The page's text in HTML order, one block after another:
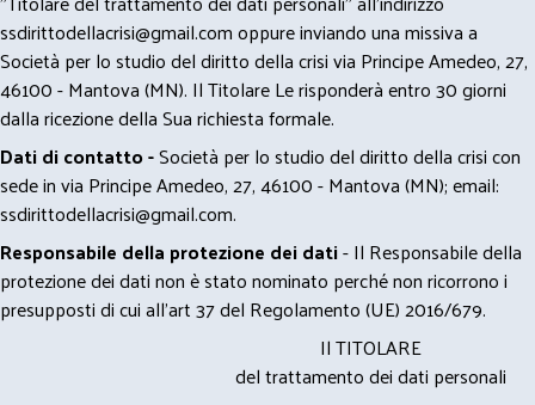
ssdirittodellacrisi@gmail.comoppure inviando una missiva a
Società per lo studio del diritto della crisi via Principe Amedeo, 27,
46100 - Mantova (MN). Il Titolare Le risponderà entro 30 giorni
dalla ricezione della Sua richiesta formale.
Dati di contatto -Società per lo studio del diritto della crisi con
sede in via Principe Amedeo, 27, 46100 - Mantova (MN); email:
ssdirittodellacrisi@gmail.com.
Responsabile della protezione dei dati- Il Responsabile della
protezione dei dati non è stato nominato perché non ricorrono i
presupposti di cui all’art 37 del Regolamento (UE) 2016/679.
Il TITOLARE
del trattamento dei dati personali